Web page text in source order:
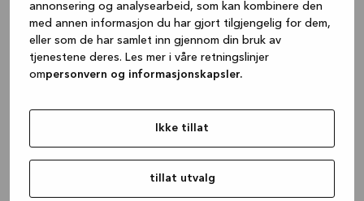
annonsering og analysearbeid, som kan kombinere den
med annen informasjon du har gjort tilgjengelig for dem,
eller som de har samlet inn gjennom din bruk av
tjenestene deres. Les mer i våre retningslinjer
ompersonvern og informasjonskapsler.
Ikke tillat
tillat utvalg
(see the browser console for more
information).